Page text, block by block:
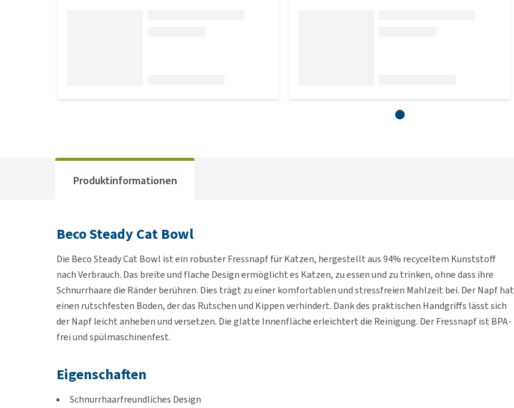
Produktinformationen
Beco Steady Cat Bowl
Die Beco Steady Cat Bowl ist ein robuster Fressnapf für Katzen, hergestellt aus 94% recyceltem Kunststoff
nach Verbrauch. Das breite und flache Design ermöglicht es Katzen, zu essen und zu trinken, ohne dass ihre
Schnurrhaare die Ränder berühren. Dies trägt zu einer komfortablen und stressfreien Mahlzeit bei. Der Napf hat
einen rutschfesten Boden, der das Rutschen und Kippen verhindert. Dank des praktischen Handgriffs lässt sich
der Napf leicht anheben und versetzen. Die glatte Innenfläche erleichtert die Reinigung. Der Fressnapf ist BPA-
frei und spülmaschinenfest.
Eigenschaften
Schnurrhaarfreundliches Design